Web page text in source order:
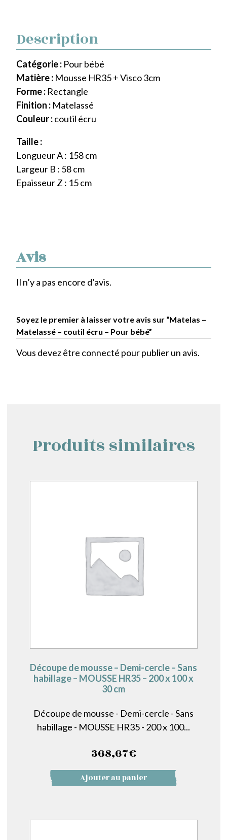
Avis
Il n’y a pas encore d’avis.
Soyez le premier à laisser votre avis sur “Matelas –
Matelassé – coutil écru – Pour bébé”
Vous devez être connecté pour publier un avis.
Description
Catégorie : Pour bébé
Matière : Mousse HR35 + Visco 3cm
Forme : Rectangle
Finition : Matelassé
Couleur :coutil écru
Taille :
Longueur A : 158 cm
Largeur B : 58 cm
Epaisseur Z : 15 cm
Produits similaires
Découpe de mousse – Demi-cercle – Sans
habillage – MOUSSE HR35 – 200 x 100 x
30 cm
Découpe de mousse - Demi-cercle - Sans
habillage - MOUSSE HR35 - 200 x 100...
368,67€
Ajouter au panier